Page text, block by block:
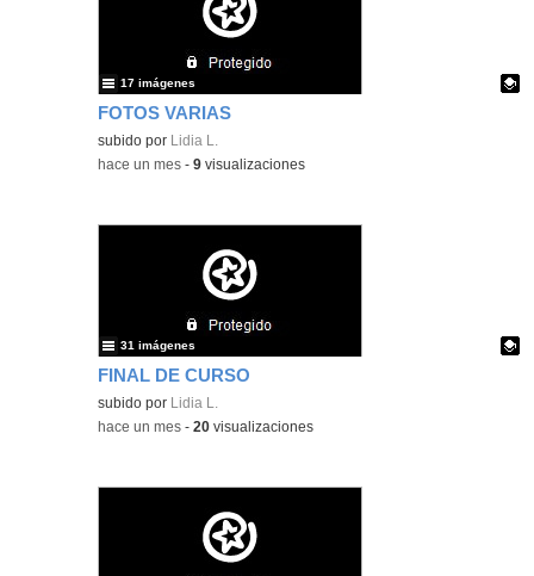
FOTOS VARIAS
Contenido educativo.
subido por Lidia L.
17 imágenes
-hace un mes -9 visualizaciones
FINAL DE CURSO
Contenido educativo.
subido por Lidia L.
31 imágenes
-hace un mes -20 visualizaciones